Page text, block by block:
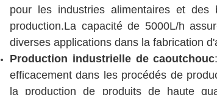
pour les industries alimentaires et
production.La capacité de 5000L/h
diverses applications dans la fabrication
Production industrielle de caoutchouc
efficacement dans les procédés de
la production de produits de haute